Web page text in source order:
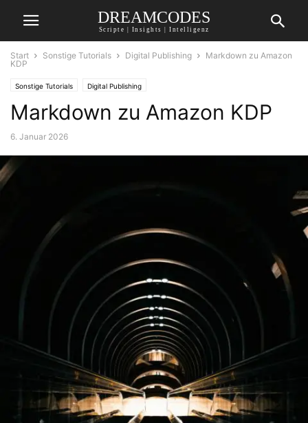
DREAMCODES
Scripte | Insights | Intelligenz
Start Sonstige Tutorials Digital Publishing
Markdown zu Amazon
KDP
Sonstige Tutorials Digital Publishing
Markdown zu Amazon KDP
6. Januar 2026